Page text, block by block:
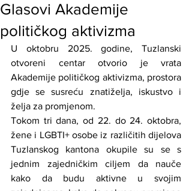
Glasovi Akademije
političkog aktivizma
U oktobru 2025. godine, Tuzlanski
otvoreni centar otvorio je vrata
Akademije političkog aktivizma, prostora
gdje se susreću znatiželja, iskustvo i
želja za promjenom.
Tokom tri dana, od 22. do 24. oktobra,
žene i LGBTI+ osobe iz različitih dijelova
Tuzlanskog kantona okupile su se s
jednim zajedničkim ciljem da nauče
kako da budu aktivne u svojim